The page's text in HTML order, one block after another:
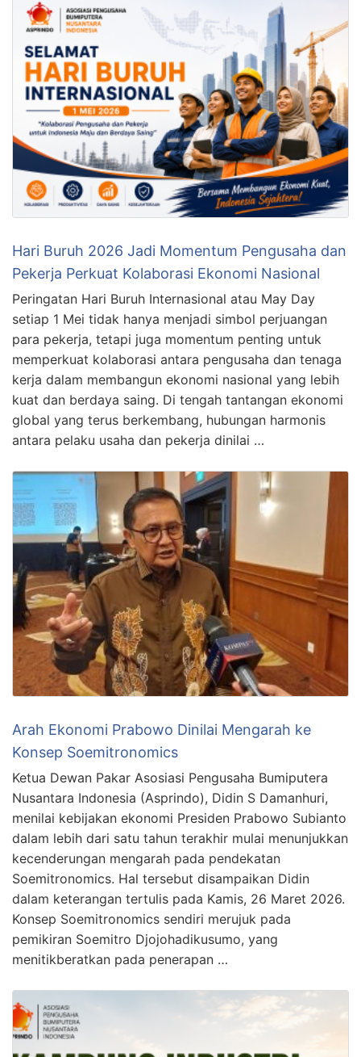
Hari Buruh 2026 Jadi Momentum Pengusaha dan
Pekerja Perkuat Kolaborasi Ekonomi Nasional
Peringatan Hari Buruh Internasional atau May Day
setiap 1 Mei tidak hanya menjadi simbol perjuangan
para pekerja, tetapi juga momentum penting untuk
memperkuat kolaborasi antara pengusaha dan tenaga
kerja dalam membangun ekonomi nasional yang lebih
kuat dan berdaya saing. Di tengah tantangan ekonomi
global yang terus berkembang, hubungan harmonis
antara pelaku usaha dan pekerja dinilai …
Arah Ekonomi Prabowo Dinilai Mengarah ke
Konsep Soemitronomics
Ketua Dewan Pakar Asosiasi Pengusaha Bumiputera
Nusantara Indonesia (Asprindo), Didin S Damanhuri,
menilai kebijakan ekonomi Presiden Prabowo Subianto
dalam lebih dari satu tahun terakhir mulai menunjukkan
kecenderungan mengarah pada pendekatan
Soemitronomics. Hal tersebut disampaikan Didin
dalam keterangan tertulis pada Kamis, 26 Maret 2026.
Konsep Soemitronomics sendiri merujuk pada
pemikiran Soemitro Djojohadikusumo, yang
menitikberatkan pada penerapan …